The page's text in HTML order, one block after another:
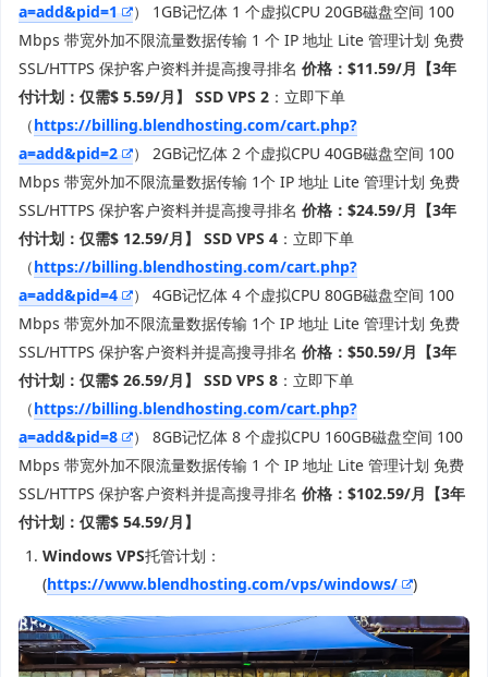
a=add&pid=1
） 1GB记忆体 1 个虚拟CPU 20GB磁盘空间 100
Mbps 带宽外加不限流量数据传输 1 个 IP 地址 Lite 管理计划 免费
SSL/HTTPS 保护客户资料并提高搜寻排名 价格：$11.59/月【3年
付计划：仅需$ 5.59/月】
SSD VPS 2 ：立即下单
（https://billing.blendhosting.com/cart.php?
a=add&pid=2
） 2GB记忆体 2 个虚拟CPU 40GB磁盘空间 100
Mbps 带宽外加不限流量数据传输 1个 IP 地址 Lite 管理计划 免费
SSL/HTTPS 保护客户资料并提高搜寻排名 价格：$24.59/月【3年
付计划：仅需$ 12.59/月】
SSD VPS 4 ：立即下单
（https://billing.blendhosting.com/cart.php?
a=add&pid=4
） 4GB记忆体 4 个虚拟CPU 80GB磁盘空间 100
Mbps 带宽外加不限流量数据传输 1个 IP 地址 Lite 管理计划 免费
SSL/HTTPS 保护客户资料并提高搜寻排名 价格：$50.59/月【3年
付计划：仅需$ 26.59/月】
SSD VPS 8 ：立即下单
（https://billing.blendhosting.com/cart.php?
a=add&pid=8
） 8GB记忆体 8 个虚拟CPU 160GB磁盘空间 100
Mbps 带宽外加不限流量数据传输 1 个 IP 地址 Lite 管理计划 免费
SSL/HTTPS 保护客户资料并提高搜寻排名 价格：$102.59/月【3年
付计划：仅需$ 54.59/月】
Windows VPS托管计划：
(https://www.blendhosting.com/vps/windows/ )